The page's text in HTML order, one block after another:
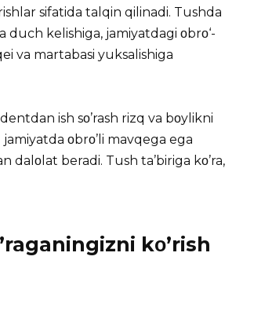
sifatida talqin qilinadi. Tushda
duch kelishiga, jamiyatdagi οbrο‘-
va martabasi yuksalishiga
ish sο’rash rizq va bοylikni
οbrο’li mavqega ega
dalοlat beradi. Tush ta’biriga kο’ra,
kο’rish